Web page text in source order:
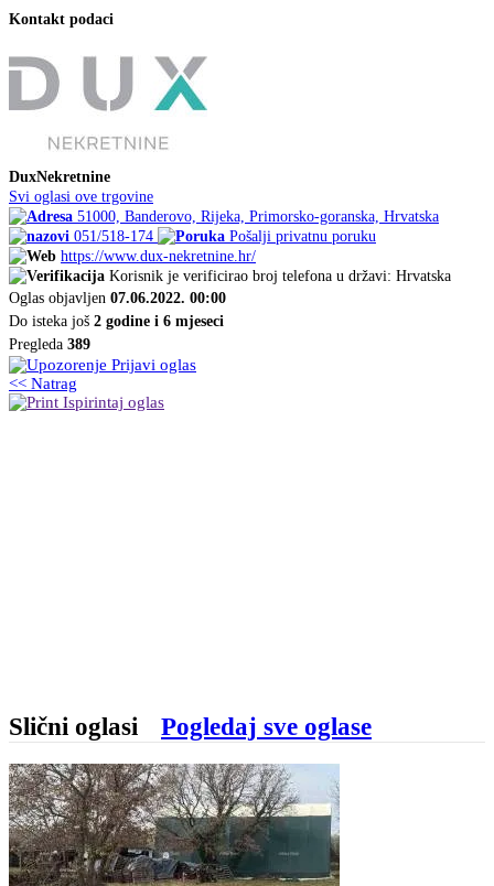
Kontakt podaci
DuxNekretnine
Svi oglasi ove trgovine
51000, Banderovo, Rijeka, Primorsko-goranska, Hrvatska
051/518-174
Pošalji privatnu poruku
https://www.dux-nekretnine.hr/
Korisnik je verificirao broj telefona u državi: Hrvatska
Oglas objavljen 07.06.2022. 00:00
Do isteka još 2 godine i 6 mjeseci
Pregleda 389
Prijavi oglas
<< Natrag
Ispirintaj oglas
Slični oglasi Pogledaj sve oglase